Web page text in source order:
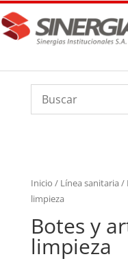
Inicio / Línea sanitaria /
limpieza
Botes y
limpieza